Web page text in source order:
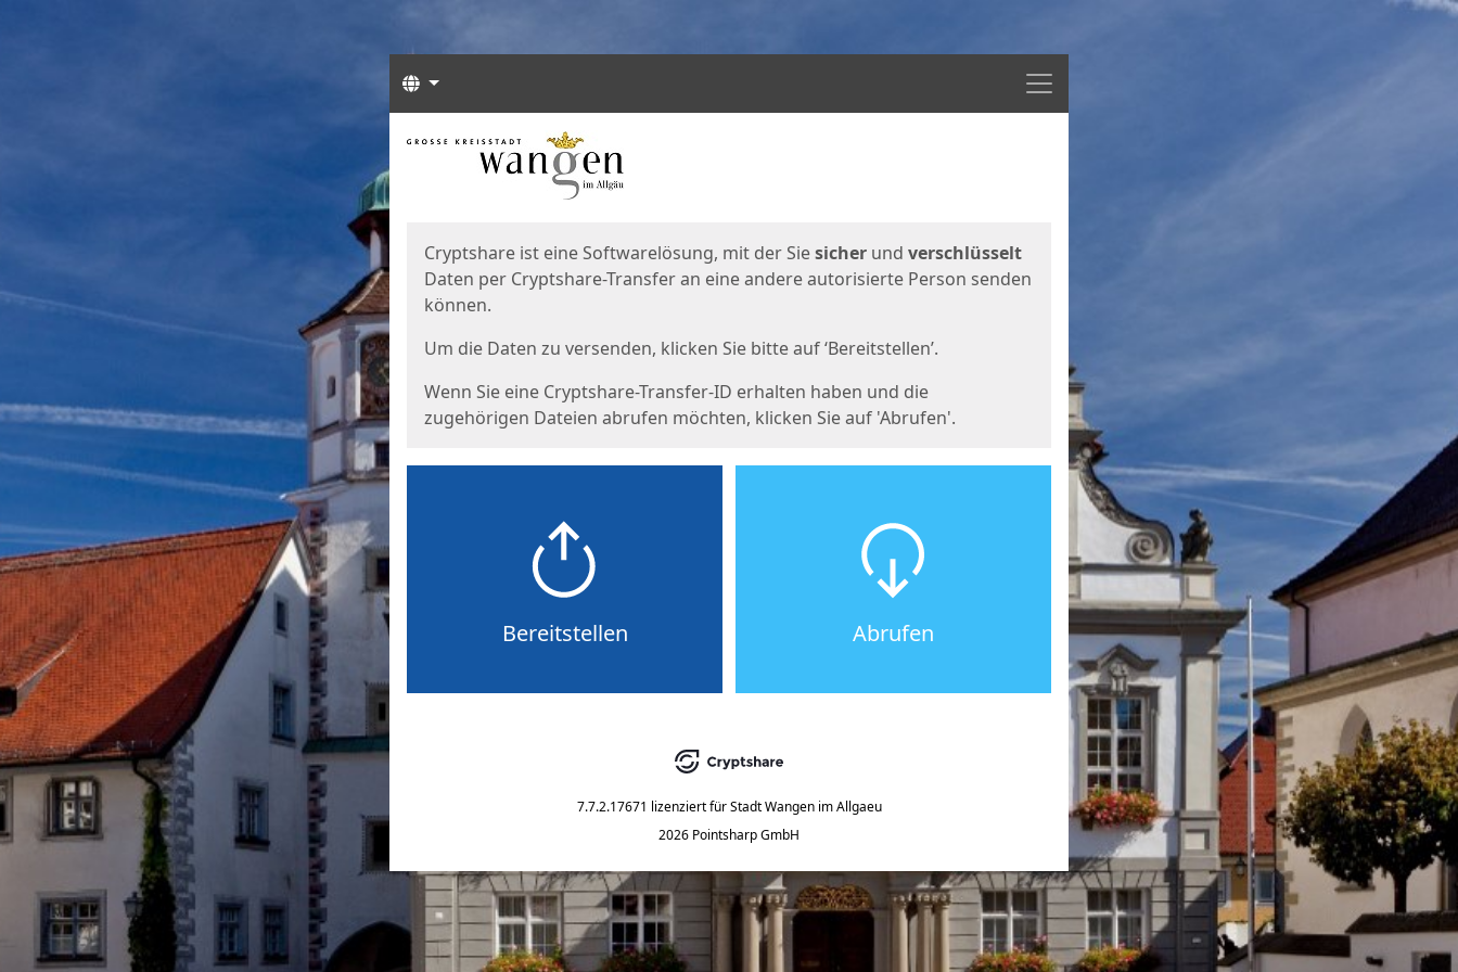
Menü
Sprachen
Start
Cryptshare ist eine Softwarelösung, mit der Siesicher und verschlüsselt
Daten per Cryptshare-Transfer an eine andere autorisierte Person senden
können.
Um die Daten zu versenden, klicken Sie bitte auf ‘Bereitstellen’.
Wenn Sie eine Cryptshare-Transfer-ID erhalten haben und die
zugehörigen Dateien abrufen möchten, klicken Sie auf 'Abrufen'.
Bereitstellen Abrufen
7.7.2.17671 lizenziert für Stadt Wangen im Allgaeu
2026 Pointsharp GmbH